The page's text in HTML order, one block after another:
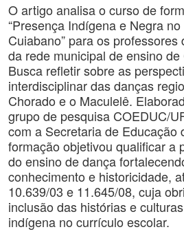
O artigo analisa o curso de
“Presença Indígena e Negra
Cuiabano” para os
da rede municipal de ensino
Busca refletir sobre as
interdisciplinar das danças
Chorado e o Maculelê.
grupo de pesquisa COEDUC/
com a Secretaria de Educação
formação objetivou qualificar a
do ensino de dança
conhecimento e historicidade,
10.639/03 e 11.645/08, cuja
inclusão das histórias e
indígena no currículo escolar.